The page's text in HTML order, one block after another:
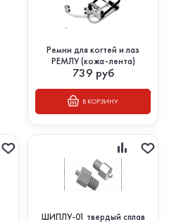
Ремни для когтей и лаз
РЕМЛУ (кожа-лента)
739 руб
В КОРЗИНУ
ШИПЛУ-01 твердый сплав